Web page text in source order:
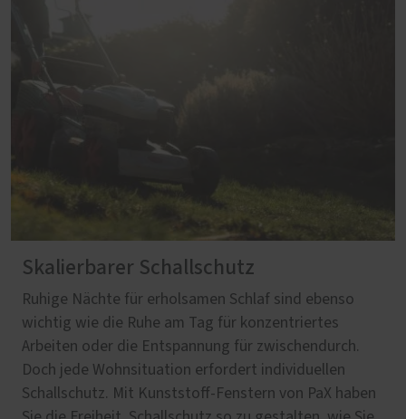
Skalierbarer Schallschutz
Ruhige Nächte für erholsamen Schlaf sind ebenso
wichtig wie die Ruhe am Tag für konzentriertes
Arbeiten oder die Entspannung für zwischendurch.
Doch jede Wohnsituation erfordert individuellen
Schallschutz. Mit Kunststoff-Fenstern von PaX haben